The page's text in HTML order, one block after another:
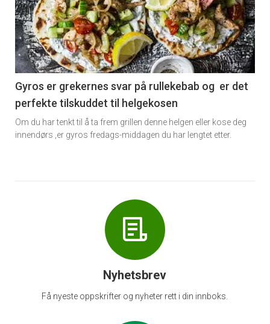
akkurat
nå
-
6
Gyros er grekernes svar på rullekebab og er det
perfekte tilskuddet til helgekosen
Om du har tenkt til å ta frem grillen denne helgen eller kose deg
innendørs ,er gyros fredags-middagen du har lengtet etter.
Nyhetsbrev
Få nyeste oppskrifter og nyheter rett i din innboks.